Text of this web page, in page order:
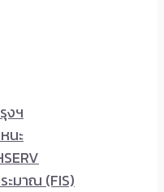
งฯ
นะ
ะมาณ (FIS)